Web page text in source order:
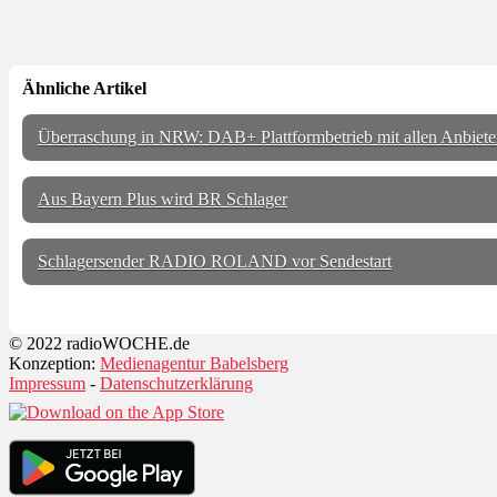
Ähnliche Artikel
Überraschung in NRW: DAB+ Plattformbetrieb mit allen
Aus Bayern Plus wird BR Schlager
Schlagersender RADIO ROLAND vor Sendestart
© 2022 radioWOCHE.de
Konzeption: Medienagentur Babelsberg
Impressum - Datenschutzerklärung